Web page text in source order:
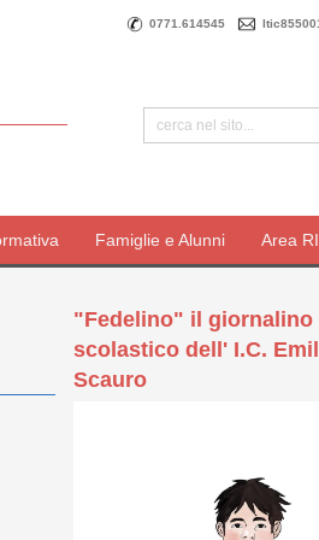
0771.614545
Famiglie e Alunni Area
"Fedelino" il giornalino
scolastico dell' I.C.
Scauro